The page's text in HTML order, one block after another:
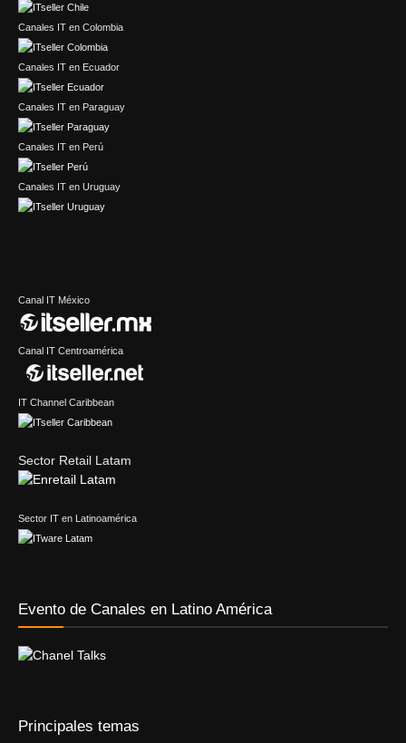
Canales IT en Colombia
Canales IT en Ecuador
Canales IT en Paraguay
Canales IT en Perú
Canales IT en Uruguay
Canal IT México
Canal IT Centroamérica
IT Channel Caribbean
Sector Retail Latam
Sector IT en Latinoamérica
Evento de Canales en Latino América
Principales temas